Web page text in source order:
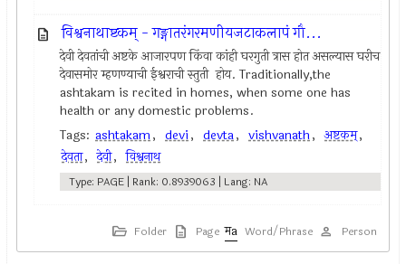
विश्वनाथाष्टकम् - गङ्गातरंगरमणीयजटाकलापं गौ...
देवी देवतांची अष्टके आजारपण किंवा कांही घरगुती त्रास होत असल्यास घरीच
देवासमोर म्हणण्याची ईश्वराची स्तुती होय. Traditionally,the
ashtakam is recited in homes, when some one has
health or any domestic problems.
Tags: ashtakam, devi, devta, vishvanath, अष्टकम्‌,
देवता, देवी, विश्वनाथ
Type: PAGE | Rank: 0.8939063 | Lang: NA
Folder Page Word/Phrase Person